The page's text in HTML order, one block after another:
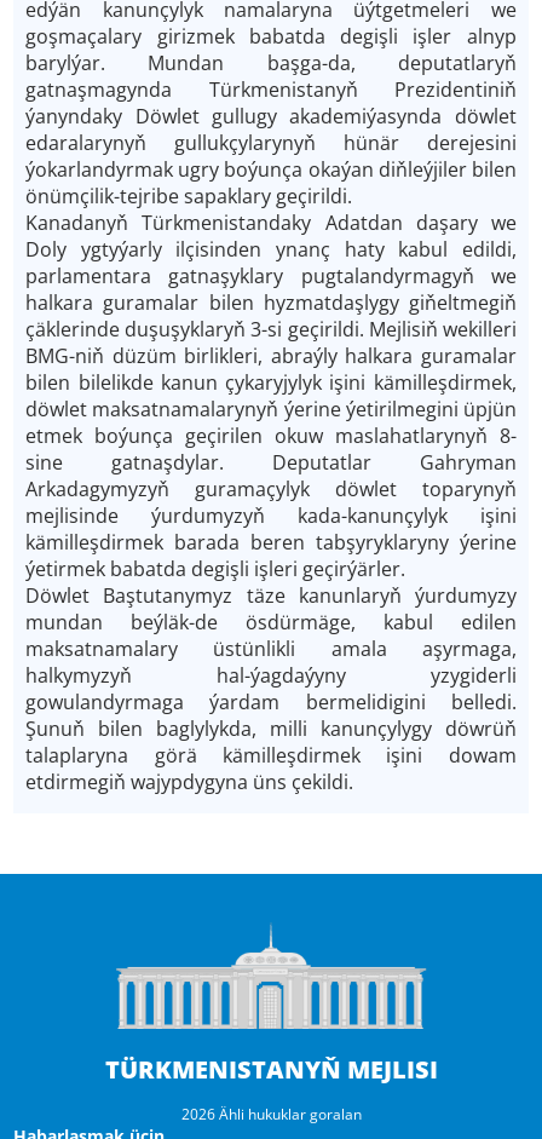
edýän kanunçylyk namalaryna üýtgetmeleri we
goşmaçalary girizmek babatda degişli işler alnyp
barylýar. Mundan başga-da, deputatlaryň
gatnaşmagynda Türkmenistanyň Prezidentiniň
ýanyndaky Döwlet gullugy akademiýasynda döwlet
edaralarynyň gullukçylarynyň hünär derejesini
ýokarlandyrmak ugry boýunça okaýan diňleýjiler bilen
önümçilik-tejribe sapaklary geçirildi.
Kanadanyň Türkmenistandaky Adatdan daşary we
Doly ygtyýarly ilçisinden ynanç haty kabul edildi,
parlamentara gatnaşyklary pugtalandyrmagyň we
halkara guramalar bilen hyzmatdaşlygy giňeltmegiň
çäklerinde duşuşyklaryň 3-si geçirildi. Mejlisiň wekilleri
BMG-niň düzüm birlikleri, abraýly halkara guramalar
bilen bilelikde kanun çykaryjylyk işini kämilleşdirmek,
döwlet maksatnamalarynyň ýerine ýetirilmegini üpjün
etmek boýunça geçirilen okuw maslahatlarynyň 8-
sine gatnaşdylar. Deputatlar Gahryman
Arkadagymyzyň guramaçylyk döwlet toparynyň
mejlisinde ýurdumyzyň kada-kanunçylyk işini
kämilleşdirmek barada beren tabşyryklaryny ýerine
ýetirmek babatda degişli işleri geçirýärler.
Döwlet Baştutanymyz täze kanunlaryň ýurdumyzy
mundan beýläk-de ösdürmäge, kabul edilen
maksatnamalary üstünlikli amala aşyrmaga,
halkymyzyň hal-ýagdaýyny yzygiderli
gowulandyrmaga ýardam bermelidigini belledi.
Şunuň bilen baglylykda, milli kanunçylygy döwrüň
talaplaryna görä kämilleşdirmek işini dowam
etdirmegiň wajypdygyna üns çekildi.
TÜRKMENISTANYŇ MEJLISI
2026 Ähli hukuklar goralan